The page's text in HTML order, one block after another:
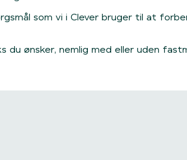
som vi i Clever bruger til at
du ønsker, nemlig med eller uden